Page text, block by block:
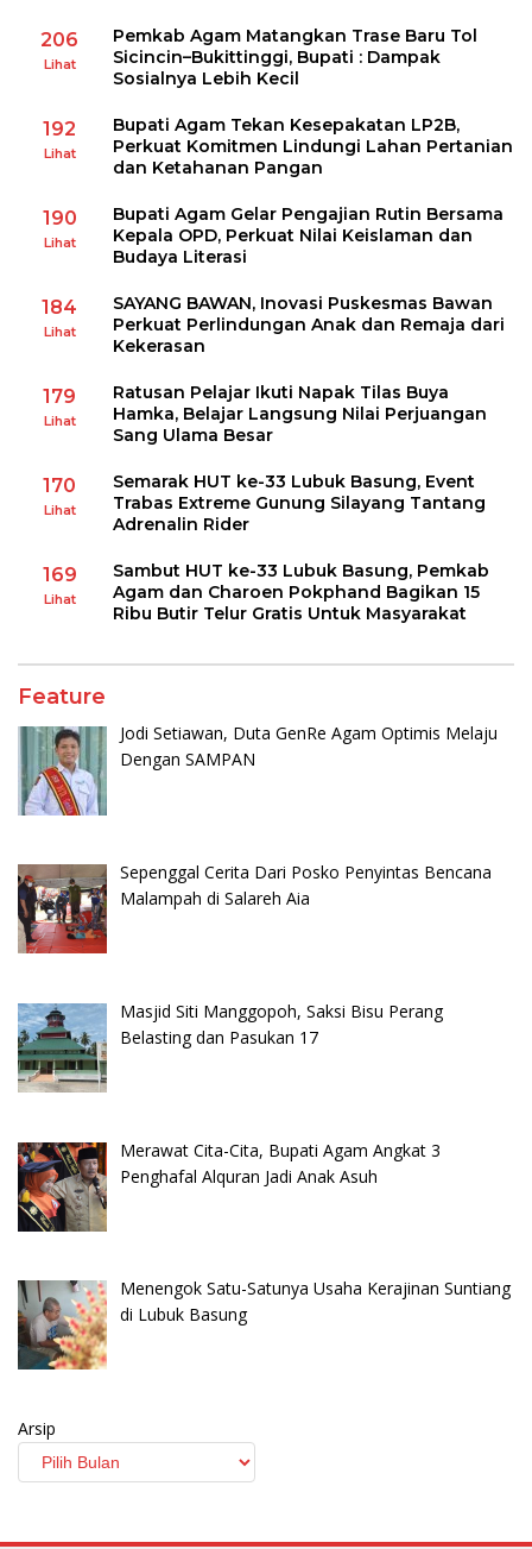
206
Lihat
Pemkab Agam Matangkan Trase Baru Tol
Sicincin–Bukittinggi, Bupati : Dampak
Sosialnya Lebih Kecil
192
Lihat
Bupati Agam Tekan Kesepakatan LP2B,
Perkuat Komitmen Lindungi Lahan Pertanian
dan Ketahanan Pangan
190
Lihat
Bupati Agam Gelar Pengajian Rutin Bersama
Kepala OPD, Perkuat Nilai Keislaman dan
Budaya Literasi
184
Lihat
SAYANG BAWAN, Inovasi Puskesmas Bawan
Perkuat Perlindungan Anak dan Remaja dari
Kekerasan
179
Lihat
Ratusan Pelajar Ikuti Napak Tilas Buya
Hamka, Belajar Langsung Nilai Perjuangan
Sang Ulama Besar
170
Lihat
Semarak HUT ke-33 Lubuk Basung, Event
Trabas Extreme Gunung Silayang Tantang
Adrenalin Rider
169
Lihat
Sambut HUT ke-33 Lubuk Basung, Pemkab
Agam dan Charoen Pokphand Bagikan 15
Ribu Butir Telur Gratis Untuk Masyarakat
Feature
Jodi Setiawan, Duta GenRe Agam Optimis Melaju
Dengan SAMPAN
Sepenggal Cerita Dari Posko Penyintas Bencana
Malampah di Salareh Aia
Masjid Siti Manggopoh, Saksi Bisu Perang
Belasting dan Pasukan 17
Merawat Cita-Cita, Bupati Agam Angkat 3
Penghafal Alquran Jadi Anak Asuh
Menengok Satu-Satunya Usaha Kerajinan Suntiang
di Lubuk Basung
Arsip